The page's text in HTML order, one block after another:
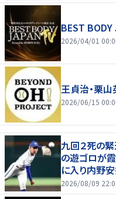
BEST BODY
2026/04/01
王貞治・栗
2026/06/15
九回２死の
の遊ゴロが
に入り内野
き「おっと！」
2026/08/09